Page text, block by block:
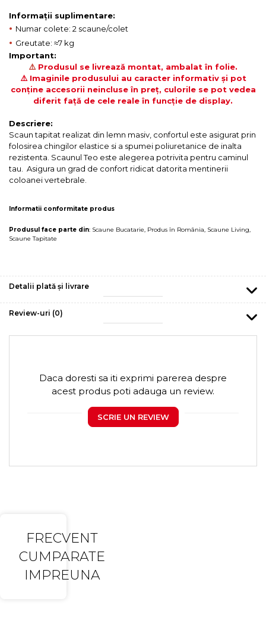
Informații suplimentare:
• Numar colete: 2 scaune/colet
• Greutate: ≈7 kg
Important:
⚠️Produsul se livrează montat, ambalat în folie.
⚠️ Imaginile produsului au caracter informativ și pot
conține accesorii neincluse în preț, culorile se pot vedea
diferit față de cele reale în funcție de display.
Descriere:
Scaun tapitat realizat din lemn masiv, confortul este asigurat prin
folosirea chingilor elastice si a spumei poliuretanice de inalta
rezistenta. Scaunul Teo este alegerea potrivita pentru caminul
tau. Asigura un grad de confort ridicat datorita mentinerii
coloanei vertebrale.
Informatii conformitate produs
Produsul face parte din: Scaune Bucatarie, Produs în România, Scaune Living,
Scaune Tapitate
Detalii plată și livrare
Review-uri (0)
Daca doresti sa iti exprimi parerea despre
acest produs poti adauga un review.
SCRIE UN REVIEW
FRECVENT
CUMPARATE
IMPREUNA